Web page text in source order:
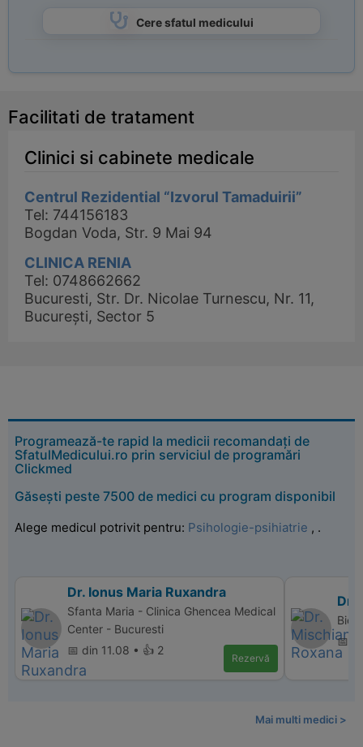
Cere sfatul medicului
Facilitati de tratament
Clinici si cabinete medicale
Centrul Rezidential “Izvorul Tamaduirii”
Tel: 744156183
Bogdan Voda, Str. 9 Mai 94
CLINICA RENIA
Tel: 0748662662
Bucuresti, Str. Dr. Nicolae Turnescu, Nr. 11,
București, Sector 5
Programează-te rapid la medicii recomandați de
SfatulMedicului.ro prin serviciul de programări
Clickmed
Găsești peste 7500 de medici cu program disponibil
Alege medicul potrivit pentru: Psihologie-psihiatrie , .
Dr. Ionus Maria Ruxandra
Sfanta Maria - Clinica Ghencea Medical
Center - Bucuresti
📅 din 11.08 • 👍 2
Rezervă
Dr.
Bio
📅
Mai multi medici >